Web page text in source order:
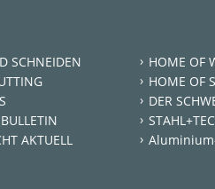
SCHNEIDEN
AKTUELL
HOME OF
HOME OF
DER